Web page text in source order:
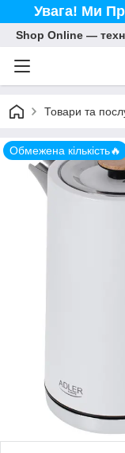
Увага! Ми
Shop Online —
Товари та
Обмежена кількість🔥